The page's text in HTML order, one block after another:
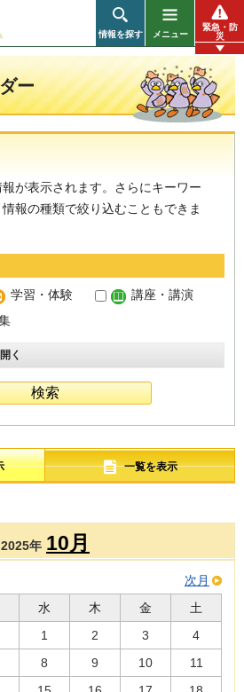
情報を探す メニュー
緊急・防
災
ー
が表示されます。さらにキーワー
報の種類で絞り込むこともできま
学習・体験
講座・講演
く
一覧を表示
2025年 10月
次月
水 木 金
土
1
2 3
4
8 9 10
11